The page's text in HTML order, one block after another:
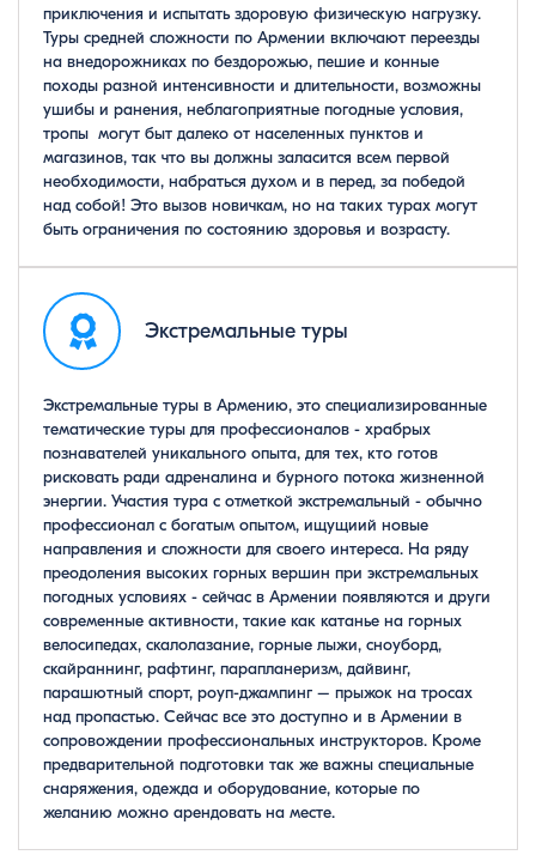
приключения и испытать здоровую физическую нагрузку.
Туры средней сложности по Армении включают переезды
на внедорожниках по бездорожью, пешие и конные
походы разной интенсивности и длительности, возможны
ушибы и ранения, неблагоприятные погодные условия,
тропы могут быт далеко от населенных пунктов и
магазинов, так что вы должны заласится всем первой
необходимости, набраться духом и в перед, за победой
над собой! Это вызов новичкам, но на таких турах могут
быть ограничения по состоянию здоровья и возрасту.
Экстремальные туры
Экстремальные туры в Армению, это специализированные
тематические туры для профессионалов - храбрых
познавателей уникального опыта, для тех, кто готов
рисковать ради адреналина и бурного потока жизненной
энергии. Участия тура с отметкой экстремальный - обычно
профессионал с богатым опытом, ищущиий новые
направления и сложности для своего интереса. На ряду
преодоления высоких горных вершин при экстремальных
погодных условиях - сейчас в Армении появляются и други
современные активности, такие как катанье на горных
велосипедах, скалолазание, горные лыжи, сноуборд,
скайраннинг, рафтинг, парапланеризм, дайвинг,
парашютный спорт, роуп-джампинг – прыжок на тросах
над пропастью. Сейчас все это доступно и в Армении в
сопровождении профессиональных инструкторов. Кроме
предварительной подготовки так же важны специальные
снаряжения, одежда и оборудование, которые по
желанию можно арендовать на месте.